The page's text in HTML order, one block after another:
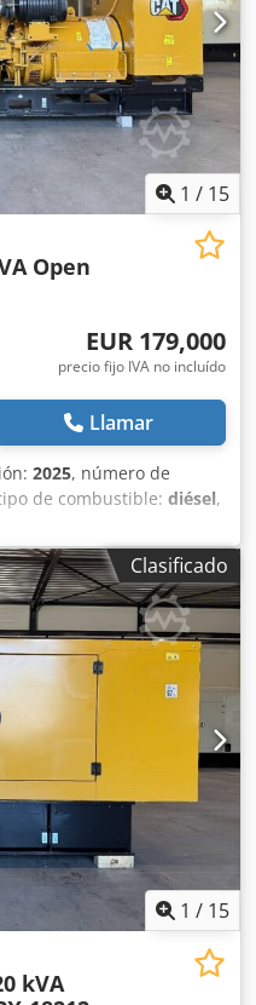
1 / 15
Open
EUR 179,000
precio fijo IVA no incluído
Llamar
2025, número de
de combustible: diésel,
Peso en vacío:
Potencia del generador:
de carga: 464 x 168 x
EE. UU. Póngase
para más información. =
= - Panel de control
Clasificado
1 / 15
kVA